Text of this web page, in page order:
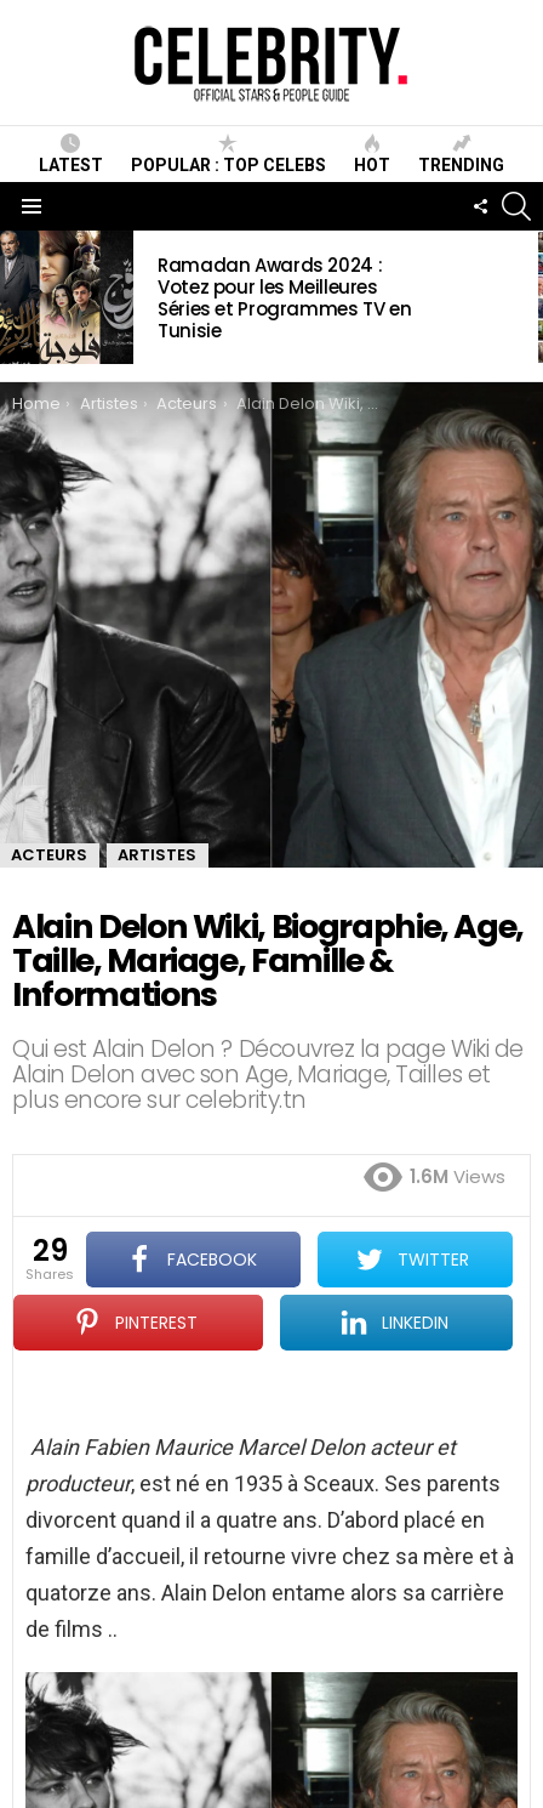
LATEST POPULAR : TOP CELEBS HOT TRENDING
LATEST
STORIES
Ramadan Awards 2024 :
Votez pour les Meilleures
Séries et Programmes TV en
Tunisie
You are here:
Home Artistes Acteurs Alain Delon Wiki, Biographie, Age, Taille, Mariage, Famille & Informations
ACTEURS , ARTISTES
Alain Delon Wiki, Biographie, Age,
Taille, Mariage, Famille &
Informations
Qui est Alain Delon ? Découvrez la page Wiki de
Alain Delon avec son Age, Mariage, Tailles et
plus encore sur celebrity.tn
1.6M Views
29
shares
FACEBOOK TWITTER
PINTEREST LINKEDIN
AlainFabien Maurice MarcelDelon acteur et
producteur, est né en 1935 à Sceaux. Ses parents
divorcent quand il a quatre ans. D’abord placé en
famille d’accueil, il retourne vivre chez sa mère et à
quatorze ans. Alain Delon entame alors sa carrière
de films ..